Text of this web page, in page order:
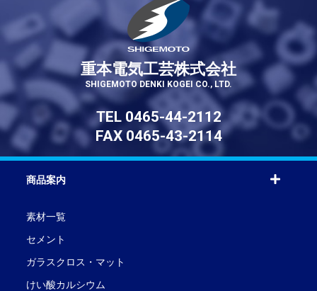
重本電気工芸株式会社
SHIGEMOTO DENKI KOGEI CO., LTD.
TEL 0465-44-2112
FAX 0465-43-2114
商品案内
素材一覧
セメント
ガラスクロス・マット
けい酸カルシウム